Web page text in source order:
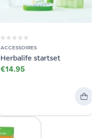
ACCESSOIRES
Herbalife startset
€14.95